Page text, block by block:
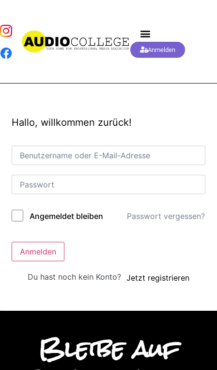
Anmelden
Hallo, willkommen zurück!
Alternative:
Angemeldet bleiben Passwort vergessen?
Anmelden
Du hast noch kein Konto? Jetzt registrieren
Bleibe auf